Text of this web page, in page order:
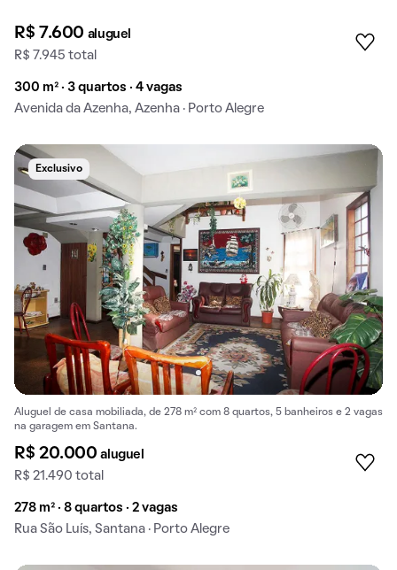
R$ 7.600 aluguel
R$ 7.945 total
300 m² · 3 quartos · 4 vagas
Avenida da Azenha, Azenha · Porto Alegre
Exclusivo
Aluguel de casa mobiliada, de 278 m² com 8 quartos, 5 banheiros e 2 vagas
na garagem em Santana.
R$ 20.000aluguel
R$ 21.490 total
278 m² · 8 quartos · 2 vagas
Rua São Luís, Santana · Porto Alegre